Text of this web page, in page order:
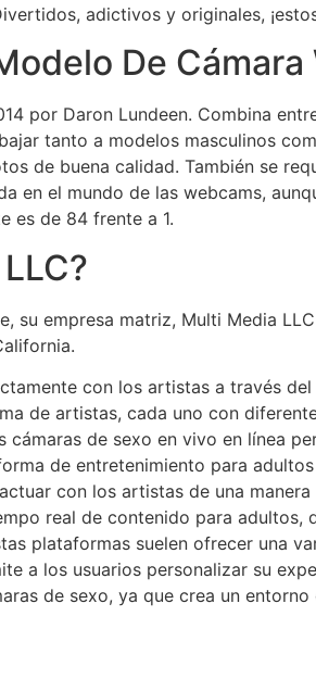
adictivos y originales,
De Cámara
por Daron Lundeen. Combina
tanto a modelos masculinos
de buena calidad. También se
en el mundo de las webcams,
es de 84 frente a 1.
su empresa matriz, Multi Media
con los artistas a través
de artistas, cada uno con
de sexo en vivo en línea
de entretenimiento para
con los artistas de una
real de contenido para
plataformas suelen ofrecer una
a los usuarios personalizar su
de sexo, ya que crea un